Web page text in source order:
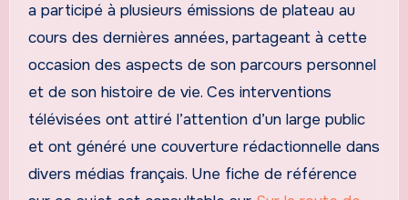
a participé à plusieurs émissions de plateau au
cours des dernières années, partageant à cette
occasion des aspects de son parcours personnel
et de son histoire de vie. Ces interventions
télévisées ont attiré l’attention d’un large public
et ont généré une couverture rédactionnelle dans
divers médias français. Une fiche de référence